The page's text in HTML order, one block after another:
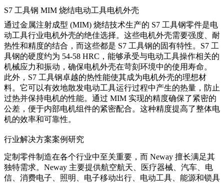
S7 工具钢 MIM 烧结电动工具电机外壳
通过金属注射成型 (MIM) 烧结技术生产的 S7 工具钢零件是电
动工具行业电机外壳的绝佳选择。这些电机外壳需要强度、耐
热性和精度的结合，而这些都是 S7 工具钢的固有特性。S7 工
具钢的硬度约为 54-58 HRC，能够承受与电动工具操作相关的
机械应力和振动，确保电机外壳在苛刻环境中的使用寿命。
此外，S7 工具钢卓越的热性能使其成为电机外壳的理想材
料。它可以有效地散发电动工具运行过程中产生的热量，防止
过热并保持电机的性能。通过 MIM 实现的精度确保了紧密的
公差，便于内部电机组件的紧密配合。这种精度提高了整体电
机的效率和可靠性。
行业解决方案案例研究
定制零件制造在各个行业中至关重要，而 Neway 擅长满足其
独特需求。Neway 主要提供航空航天、医疗器械、汽车、电
信、消费电子、照明、电子移动出行、电动工具、能源和锁具